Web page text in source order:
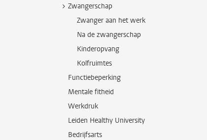
Zwangerschap
Zwanger aan het werk
Na de zwangerschap
Kinderopvang
Kolfruimtes
Functiebeperking
Mentale fitheid
Werkdruk
Leiden Healthy University
Bedrijfsarts